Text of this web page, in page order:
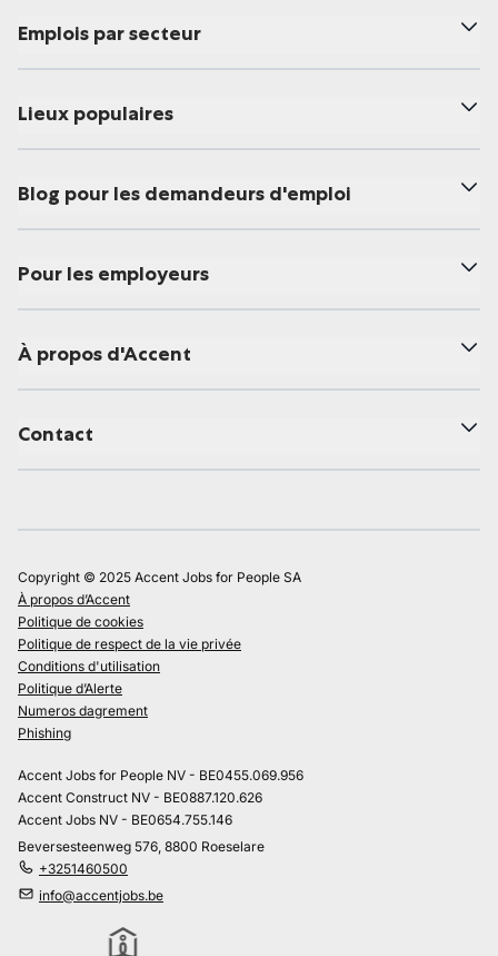
Emplois par secteur
Lieux populaires
Blog pour les demandeurs d'emploi
Pour les employeurs
À propos d'Accent
Contact
Copyright © 2025 Accent Jobs for People SA
À propos d’Accent
Politique de cookies
Politique de respect de la vie privée
Conditions d'utilisation
Politique d’Alerte
Numeros dagrement
Phishing
Accent Jobs for People NV - BE0455.069.956
Accent Construct NV - BE0887.120.626
Accent Jobs NV - BE0654.755.146
Beversesteenweg 576, 8800 Roeselare
+3251460500
info@accentjobs.be